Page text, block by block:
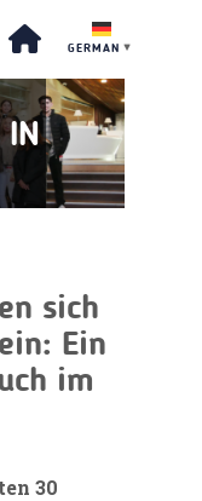
GERMAN ▼
IN
sich
Ein
im
30